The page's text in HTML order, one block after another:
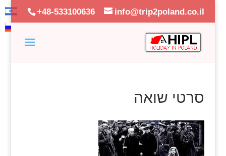
+48-533100636 info@trip2poland.co.il
סרטי שואה